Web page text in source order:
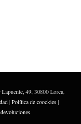
49, 30800 Lorca,
|Política de coockies|